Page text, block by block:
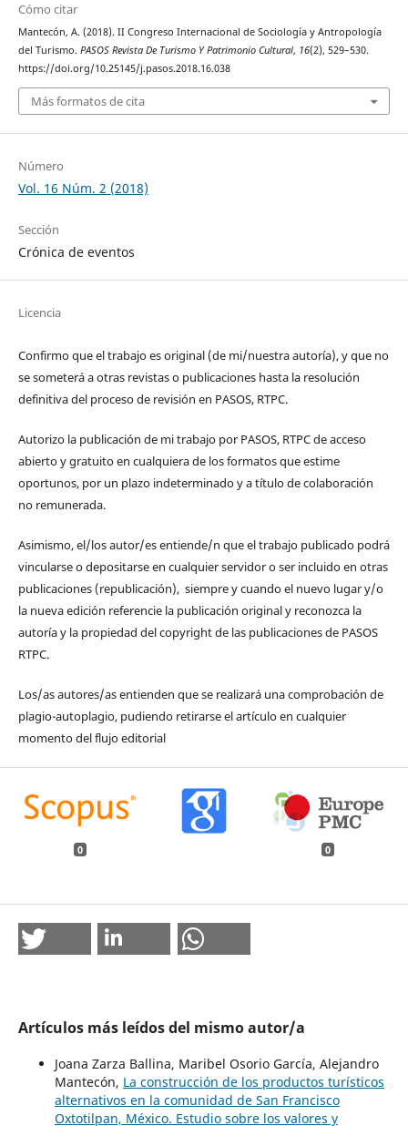
Cómo citar
Mantecón, A. (2018). II Congreso Internacional de Sociología y Antropología
del Turismo. PASOS Revista De Turismo Y Patrimonio Cultural, 16(2), 529–530.
https://doi.org/10.25145/j.pasos.2018.16.038
Más formatos de cita
Número
Vol. 16 Núm. 2 (2018)
Sección
Crónica de eventos
Licencia
Confirmo que el trabajo es original (de mi/nuestra autoría), y que no
se someterá a otras revistas o publicaciones hasta la resolución
definitiva del proceso de revisión en PASOS, RTPC.
Autorizo la publicación de mi trabajo por PASOS, RTPC de acceso
abierto y gratuito en cualquiera de los formatos que estime
oportunos, por un plazo indeterminado y a título de colaboración
no remunerada.
Asimismo, el/los autor/es entiende/n que el trabajo publicado podrá
vincularse o depositarse en cualquier servidor o ser incluido en otras
publicaciones (republicación), siempre y cuando el nuevo lugar y/o
la nueva edición referencie la publicación original y reconozca la
autoría y la propiedad del copyright de las publicaciones de PASOS
RTPC.
Los/as autores/as entienden que se realizará una comprobación de
plagio-autoplagio, pudiendo retirarse el artículo en cualquier
momento del flujo editorial
0 0
Artículos más leídos del mismo autor/a
Joana Zarza Ballina, Maribel Osorio García, Alejandro
Mantecón, La construcción de los productos turísticos
alternativos en la comunidad de San Francisco
Oxtotilpan, México. Estudio sobre los valores y